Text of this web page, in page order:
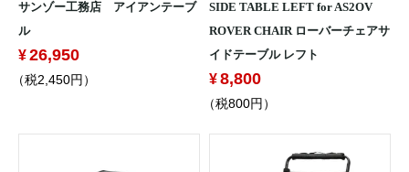
サンゾー工務店 アイアンテーブ
ル
26,950
（税2,450円）
SIDE TABLE LEFT for AS2OV
ROVER CHAIR ローバーチェアサ
イドテーブル レフト
8,800
（税800円）